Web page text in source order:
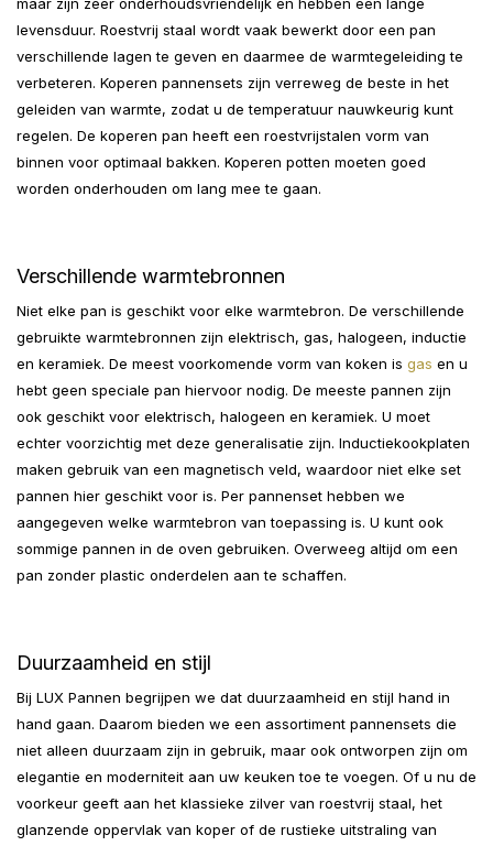
maar zijn zeer onderhoudsvriendelijk en hebben een lange
levensduur. Roestvrij staal wordt vaak bewerkt door een pan
verschillende lagen te geven en daarmee de warmtegeleiding te
verbeteren. Koperen pannensets zijn verreweg de beste in het
geleiden van warmte, zodat u de temperatuur nauwkeurig kunt
regelen. De koperen pan heeft een roestvrijstalen vorm van
binnen voor optimaal bakken. Koperen potten moeten goed
worden onderhouden om lang mee te gaan.
Verschillende warmtebronnen
Niet elke pan is geschikt voor elke warmtebron. De verschillende
gebruikte warmtebronnen zijn elektrisch, gas, halogeen, inductie
en keramiek. De meest voorkomende vorm van koken is gas en u
hebt geen speciale pan hiervoor nodig. De meeste pannen zijn
ook geschikt voor elektrisch, halogeen en keramiek. U moet
echter voorzichtig met deze generalisatie zijn. Inductiekookplaten
maken gebruik van een magnetisch veld, waardoor niet elke set
pannen hier geschikt voor is. Per pannenset hebben we
aangegeven welke warmtebron van toepassing is. U kunt ook
sommige pannen in de oven gebruiken. Overweeg altijd om een ​​
pan zonder plastic onderdelen aan te schaffen.
Duurzaamheid en stijl
Bij LUX Pannen begrijpen we dat duurzaamheid en stijl hand in
hand gaan. Daarom bieden we een assortiment pannensets die
niet alleen duurzaam zijn in gebruik, maar ook ontworpen zijn om
elegantie en moderniteit aan uw keuken toe te voegen. Of u nu de
voorkeur geeft aan het klassieke zilver van roestvrij staal, het
glanzende oppervlak van koper of de rustieke uitstraling van